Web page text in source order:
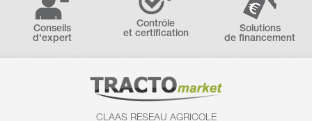
Conseils
d'expert
Contrôle
et certification
Solutions
de financement
CLAAS RESEAU AGRICOLE